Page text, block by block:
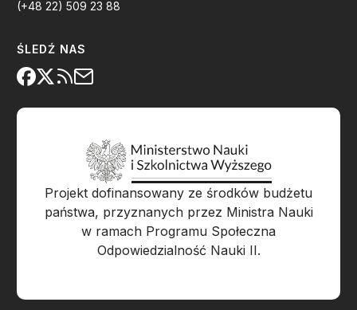
(+48 22) 509 23 88
ŚLEDŹ NAS
Projekt dofinansowany ze środków budżetu
państwa, przyznanych przez Ministra Nauki
w ramach Programu Społeczna
Odpowiedzialność Nauki II.